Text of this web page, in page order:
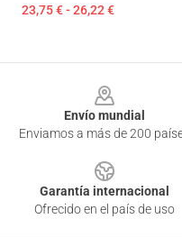
23,75 € - 26,22 €
Envío mundial
Enviamos a más de 200
Garantía internacional
Ofrecido en el país de uso